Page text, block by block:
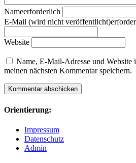
Nameerforderlich
E-Mail (wird nicht
Website
Name, E-Mail-Adresse und Website
meinen nächsten Kommentar speichern.
Orientierung:
Impressum
Datenschutz
Admin